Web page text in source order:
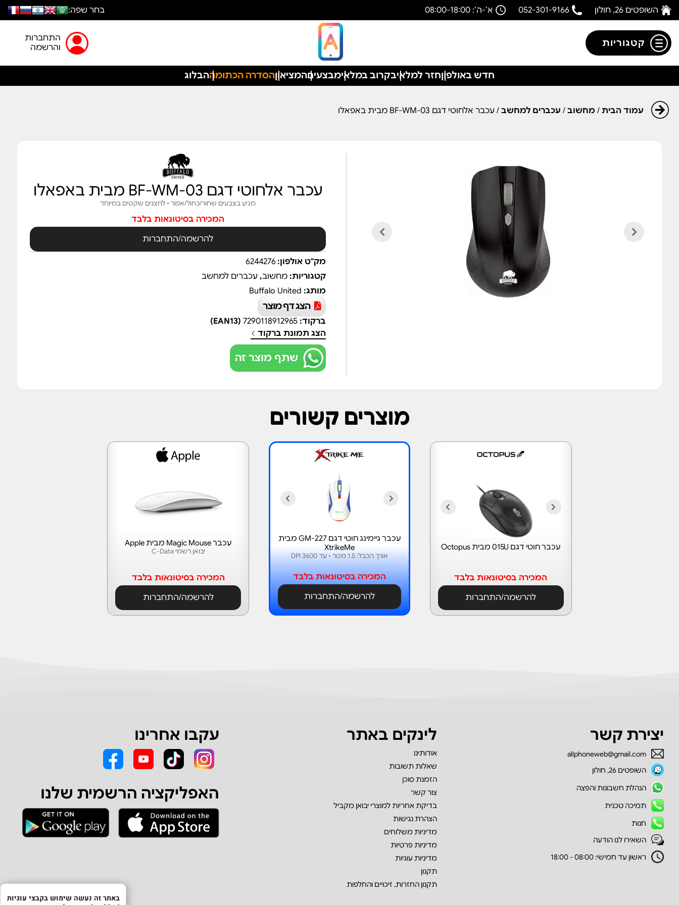
השופטים 26, חולון 052-301-9166 א’-ה’: 08:00-18:00 בחר שפה:
קטגוריות
התחברות
והרשמה
חדש באולפוןחזר למלאיבקרוב במלאימבצעיםהמציאוןהסדרה הכתומההבלוג
עמוד הבית / מחשוב / עכברים למחשב / עכבר אלחוטי דגם BF-WM-03 מבית באפאלו
עכבר אלחוטי דגם BF-WM-03 מבית באפאלו
מגיע בצבעים שחור/כחול/אפור • לחצנים שקטים במיוחד
המכירה בסיטונאות בלבד
להרשמה/התחברות
מק"ט אולפון:6244276
קטגוריות: מחשוב, עכברים למחשב
מותג: Buffalo United
הצג דף מוצר
ברקוד: 7290118912965
(EAN13)
הצג תמונת ברקוד
שתף מוצר זה
מוצרים קשורים
עכבר חוטי דגם 015U מבית Octopus
המכירה בסיטונאות בלבד
להרשמה/התחברות
אורך הכבל: 1.5 מטר • עד 3600 DPI
עכבר גיימינג חוטי דגם GM-227 מבית
XtrikeMe
המכירה בסיטונאות בלבד
להרשמה/התחברות
יבואן רשמי C-Data
עכבר Magic Mouse מבית Apple
המכירה בסיטונאות בלבד
להרשמה/התחברות
יצירת קשר
allphoneweb@gmail.com
השופטים 26, חולון
הנהלת חשבונות והפצה
תמיכה טכנית
חנות
השאירו לנו הודעה
ראשון עד חמישי: 08:00 - 18:00
לינקים באתר
אודותינו
שאלות תשובות
הזמנת סוכן
צור קשר
בדיקת אחריות למוצרי יבואן מקביל
הצהרת נגישות
מדיניות משלוחים
מדיניות פרטיות
מדיניות עוגיות
תקנון
תקנון החזרות, זיכויים והחלפות
עקבו אחרינו
האפליקציה הרשמית שלנו
באתר זה נעשה שימוש בקבצי עוגיות